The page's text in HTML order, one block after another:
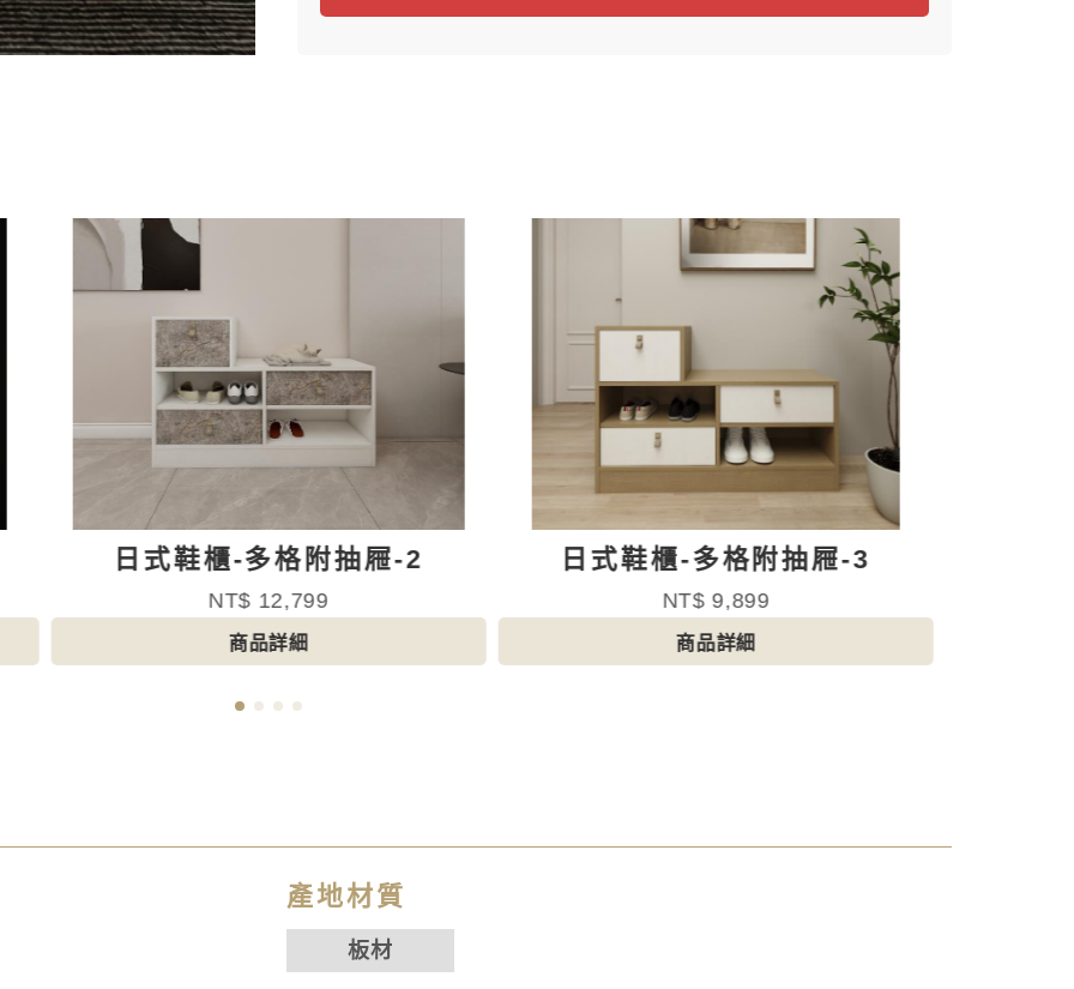
日式鞋櫃-多格附抽屜-3
NT$ 9,899
商品詳細
日式鞋櫃-多格附抽屜-4
NT$ 8,899
商品詳細
產地材質
板材